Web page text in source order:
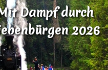
Dampf durch
2026
Geschichte in